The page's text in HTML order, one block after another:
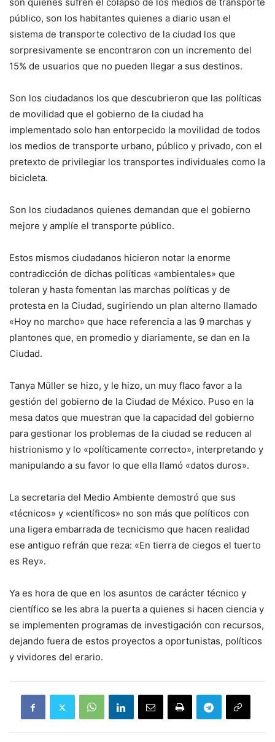
público, son los habitantes quienes a diario usan el
sistema de transporte colectivo de la ciudad los que
sorpresivamente se encontraron con un incremento del
15% de usuarios que no pueden llegar a sus destinos.
Son los ciudadanos los que descubrieron que las políticas
de movilidad que el gobierno de la ciudad ha
implementado solo han entorpecido la movilidad de todos
los medios de transporte urbano, público y privado, con el
pretexto de privilegiar los transportes individuales como la
bicicleta.
Son los ciudadanos quienes demandan que el gobierno
mejore y amplíe el transporte público.
Estos mismos ciudadanos hicieron notar la enorme
contradicción de dichas políticas «ambientales» que
toleran y hasta fomentan las marchas políticas y de
protesta en la Ciudad, sugiriendo un plan alterno llamado
«Hoy no marcho» que hace referencia a las 9 marchas y
plantones que, en promedio y diariamente, se dan en la
Ciudad.
Tanya Müller se hizo, y le hizo, un muy flaco favor a la
gestión del gobierno de la Ciudad de México. Puso en la
mesa datos que muestran que la capacidad del gobierno
para gestionar los problemas de la ciudad se reducen al
histrionismo y lo «políticamente correcto», interpretando y
manipulando a su favor lo que ella llamó «datos duros».
La secretaria del Medio Ambiente demostró que sus
«técnicos» y «científicos» no son más que políticos con
una ligera embarrada de tecnicismo que hacen realidad
ese antiguo refrán que reza: «En tierra de ciegos el tuerto
es Rey».
Ya es hora de que en los asuntos de carácter técnico y
científico se les abra la puerta a quienes si hacen ciencia y
se implementen programas de investigación con recursos,
dejando fuera de estos proyectos a oportunistas, políticos
y vividores del erario.